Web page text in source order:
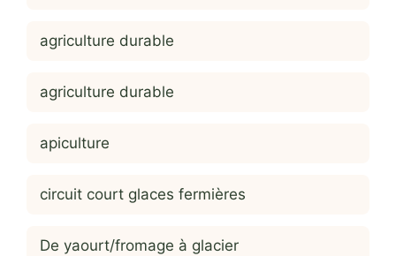
agriculture durable
agriculture durable
apiculture
circuit court glaces fermières
De yaourt/fromage à glacier